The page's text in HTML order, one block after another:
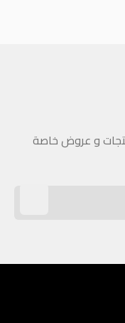
و عروض خاصة